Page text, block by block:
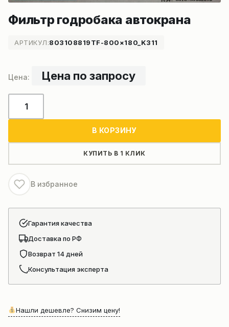
Фильтр годробака автокрана
АРТИКУЛ:803108819TF-800×180_K311
Цена по запросу
товара
В КОРЗИНУ
КУПИТЬ В 1 КЛИК
В избранное
Гарантия качества
Доставка по РФ
Возврат 14 дней
Консультация эксперта
Нашли дешевле? Снизим цену!